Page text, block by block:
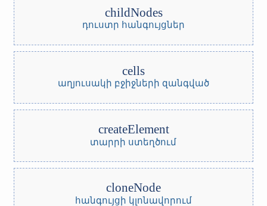
childNodes
դուստր հանգույցներ
cells
աղյուսակի բջիջների զանգված
createElement
տարրի ստեղծում
cloneNode
հանգույցի կլոնավորում